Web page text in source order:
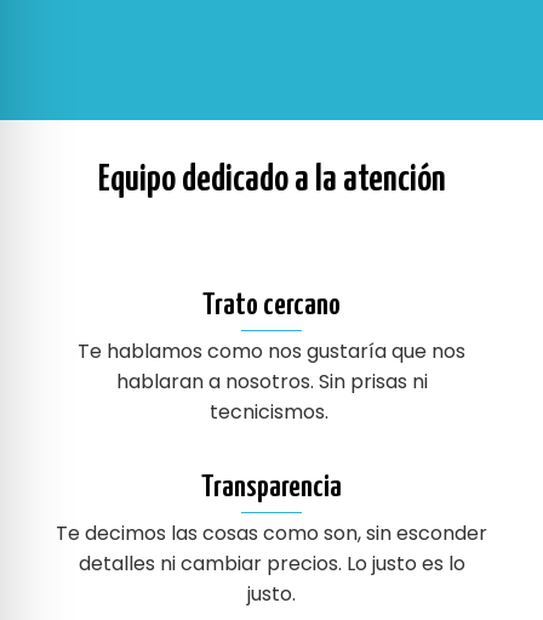
Equipo dedicado a la atención
Trato cercano
Te hablamos como nos gustaría que nos
hablaran a nosotros. Sin prisas ni
tecnicismos.
Transparencia
Te decimos las cosas como son, sin esconder
detalles ni cambiar precios. Lo justo es lo
justo.